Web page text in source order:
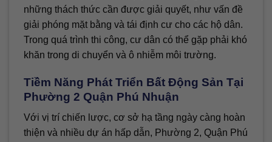
những thách thức cần được giải quyết, như vấn đề
giải phóng mặt bằng và tái định cư cho các hộ dân.
Trong quá trình thi công, cư dân có thể gặp phải khó
khăn trong di chuyển và ô nhiễm môi trường.
Tiềm Năng Phát Triển Bất Động Sản Tại
Phường 2 Quận Phú Nhuận
Với vị trí chiến lược, cơ sở hạ tầng ngày càng hoàn
thiện và nhiều dự án hấp dẫn, Phường 2, Quận Phú